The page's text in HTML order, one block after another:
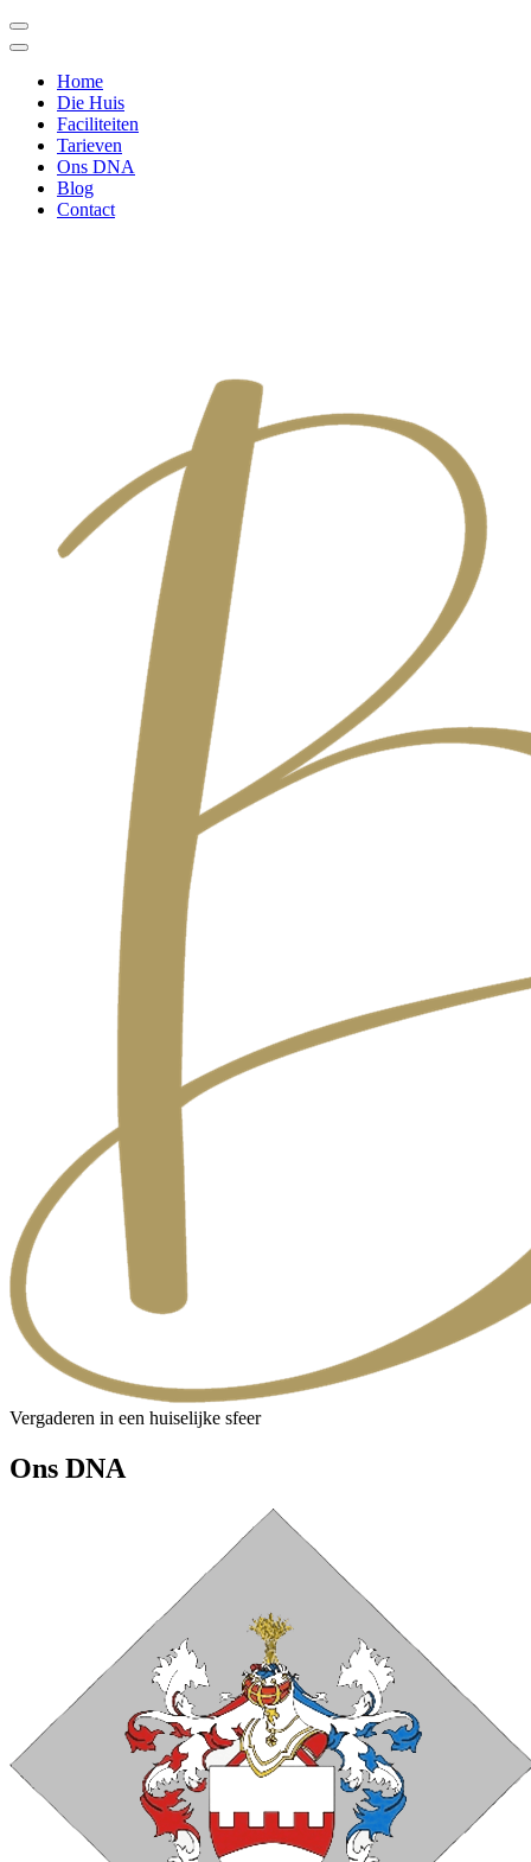
Home
Die Huis
Faciliteiten
Tarieven
Ons DNA
Blog
Contact
Vergaderen in een huiselijke sfeer
Ons DNA